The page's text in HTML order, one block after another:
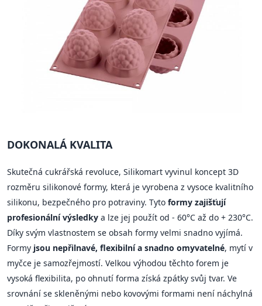
DOKONALÁ KVALITA
Skutečná cukrářská revoluce, Silikomart vyvinul koncept 3D
rozměru silikonové formy, která je vyrobena z vysoce kvalitního
silikonu, bezpečného pro potraviny. Tyto formy zajišťují
profesionální výsledky a lze jej použít od - 60°C až do + 230°C.
Díky svým vlastnostem se obsah formy velmi snadno vyjímá.
Formy jsou nepřilnavé, flexibilní a snadno omyvatelné, mytí v
myčce je samozřejmostí. Velkou výhodou těchto forem je
vysoká flexibilita, po ohnutí forma získá zpátky svůj tvar. Ve
srovnání se skleněnými nebo kovovými formami není náchylná